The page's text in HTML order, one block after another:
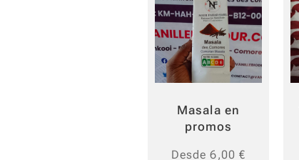
Masala en
promos
Desde6,00 €